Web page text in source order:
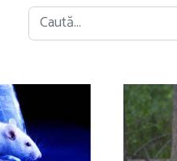
Caută